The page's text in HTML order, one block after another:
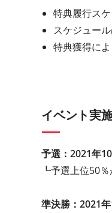
特典履行ス
スケジュー
特典獲得に
イベント実
予選：2021年
┗予選上位50
準決勝：2021